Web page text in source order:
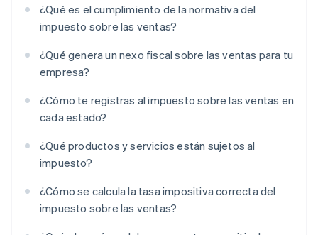
¿Qué es el cumplimiento de la normativa del
impuesto sobre las ventas?
¿Qué genera un nexo fiscal sobre las ventas para tu
empresa?
¿Cómo te registras al impuesto sobre las ventas en
cada estado?
¿Qué productos y servicios están sujetos al
impuesto?
¿Cómo se calcula la tasa impositiva correcta del
impuesto sobre las ventas?